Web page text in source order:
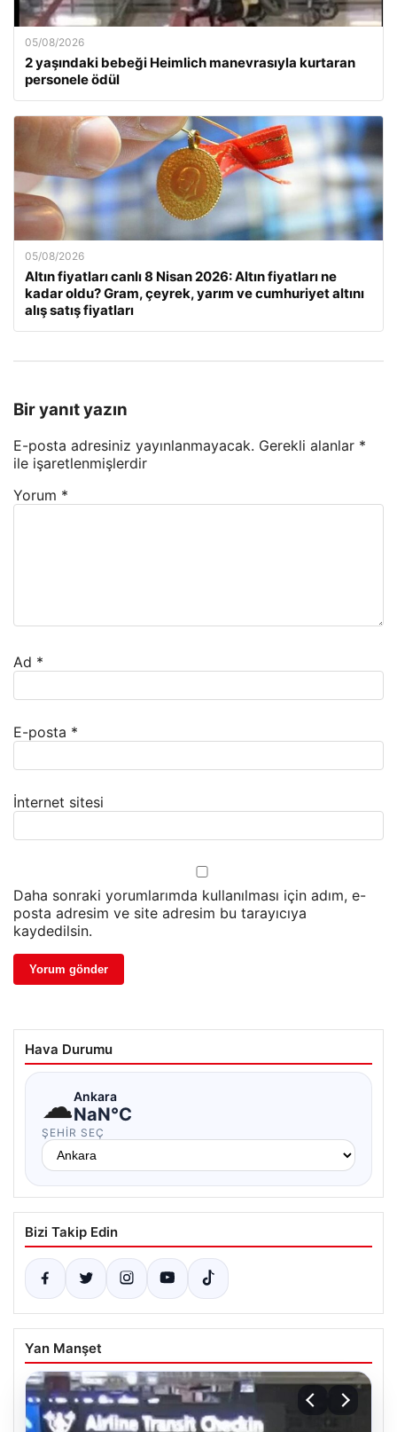
05/08/2026
2 yaşındaki bebeği Heimlich manevrasıyla kurtaran
personele ödül
05/08/2026
Altın fiyatları canlı 8 Nisan 2026: Altın fiyatları ne
kadar oldu? Gram, çeyrek, yarım ve cumhuriyet altını
alış satış fiyatları
Bir yanıt yazın
E-posta adresiniz yayınlanmayacak. Gerekli alanlar *
ile işaretlenmişlerdir
Yorum *
Ad *
E-posta *
İnternet sitesi
Daha sonraki yorumlarımda kullanılması için adım, e-
posta adresim ve site adresim bu tarayıcıya
kaydedilsin.
Hava Durumu
☁Ankara
NaN°C
ŞEHIR SEÇ
Bizi Takip Edin
Yan Manşet